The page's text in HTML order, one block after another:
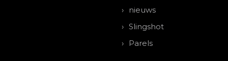
nieuws
Slingshot
Parels